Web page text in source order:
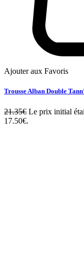
Ajouter aux Favoris
Trousse Alban Double
21.35€ Le prix initial
17.50€.